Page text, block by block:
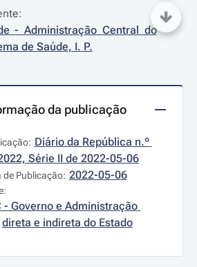
- Administração Central do
de Saúde, I. P.
da publicação
Diário da República n.º
Série II de 2022-05-06
de Publicação: 2022-05-06
- Governo e Administração
direta e indireta do Estado